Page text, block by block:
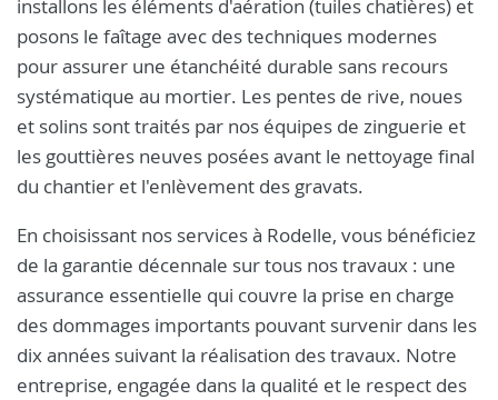
installons les éléments d'aération (tuiles chatières) et
posons le faîtage avec des techniques modernes
pour assurer une étanchéité durable sans recours
systématique au mortier. Les pentes de rive, noues
et solins sont traités par nos équipes de zinguerie et
les gouttières neuves posées avant le nettoyage final
du chantier et l'enlèvement des gravats.
En choisissant nos services à Rodelle, vous bénéficiez
de la garantie décennale sur tous nos travaux : une
assurance essentielle qui couvre la prise en charge
des dommages importants pouvant survenir dans les
dix années suivant la réalisation des travaux. Notre
entreprise, engagée dans la qualité et le respect des